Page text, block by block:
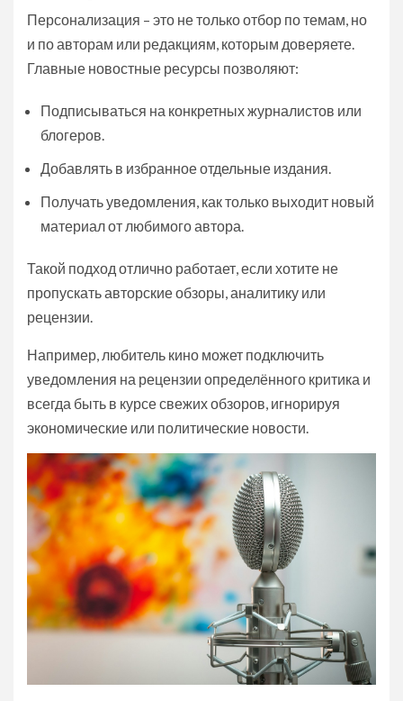
Персонализация – это не только отбор по темам, но
и по авторам или редакциям, которым доверяете.
Главные новостные ресурсы позволяют:
Подписываться на конкретных журналистов или
блогеров.
Добавлять в избранное отдельные издания.
Получать уведомления, как только выходит новый
материал от любимого автора.
Такой подход отлично работает, если хотите не
пропускать авторские обзоры, аналитику или
рецензии.
Например, любитель кино может подключить
уведомления на рецензии определённого критика и
всегда быть в курсе свежих обзоров, игнорируя
экономические или политические новости.